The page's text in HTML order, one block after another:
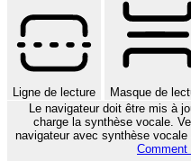
Ligne de lecture
Masque de
Le navigateur doit être mis à
charge la synthèse vocale.
navigateur avec synthèse
Comment